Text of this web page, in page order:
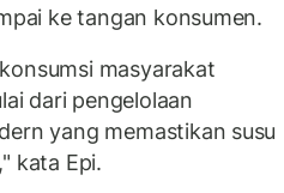
ke tangan konsumen.
masyarakat
dari pengelolaan
yang memastikan susu
kata Epi.